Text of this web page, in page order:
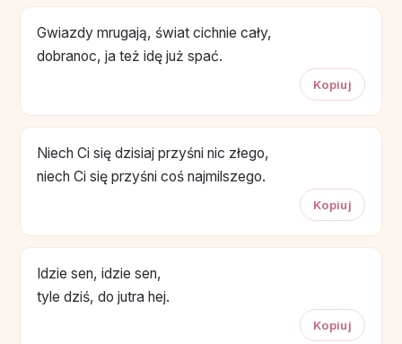
Gwiazdy mrugają, świat cichnie cały,
dobranoc, ja też idę już spać.
Kopiuj
Niech Ci się dzisiaj przyśni nic złego,
niech Ci się przyśni coś najmilszego.
Kopiuj
Idzie sen, idzie sen,
tyle dziś, do jutra hej.
Kopiuj